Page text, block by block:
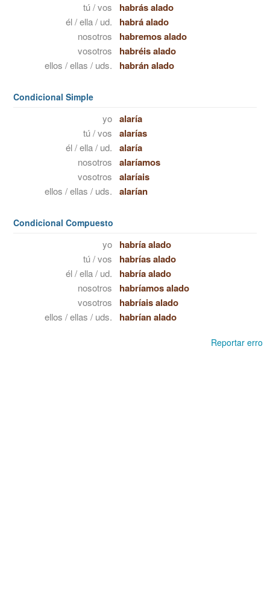
tú / vos habrás alado
él / ella / ud. habrá alado
nosotros habremos alado
vosotros habréis alado
ellos / ellas / uds. habrán alado
Condicional Simple
yo alaría
tú / vos alarías
él / ella / ud. alaría
nosotros alaríamos
vosotros alaríais
ellos / ellas / uds. alarían
Condicional Compuesto
yo habría alado
tú / vos habrías alado
él / ella / ud. habría alado
nosotros habríamos alado
vosotros habríais alado
ellos / ellas / uds. habrían alado
Reportar erro